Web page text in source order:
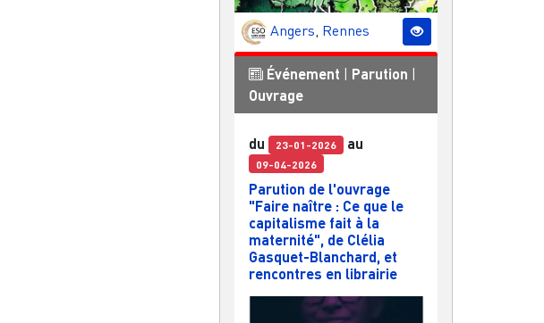
Angers, Rennes
Événement Parution
Ouvrage
du 23-01-2026 au
09-04-2026
Parution de l'ouvrage
"Faire naître : Ce que le
capitalisme fait à la
maternité", de Clélia
Gasquet-Blanchard, et
rencontres en librairie